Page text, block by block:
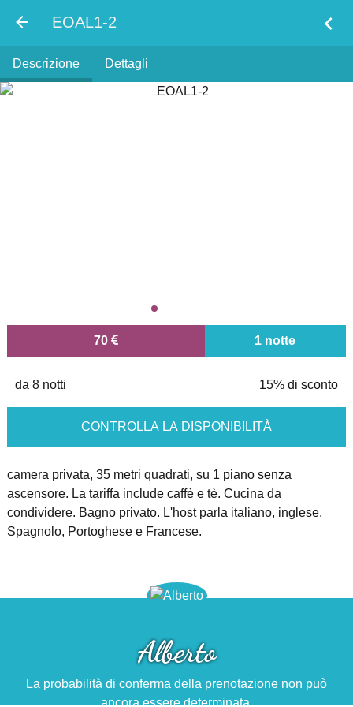
EOAL1-2 chevron_left
Descrizione Dettagli
70 1 notte
da 8 notti 15% di sconto
CONTROLLA LA DISPONIBILITÀ
camera privata, 35 metri quadrati, su 1 piano senza
ascensore. La tariffa include caffè e tè. Cucina da
condividere. Bagno privato. L'host parla italiano, inglese,
Spagnolo, Portoghese e Francese.
Alberto
La probabilità di conferma della prenotazione non può
ancora essere determinata.